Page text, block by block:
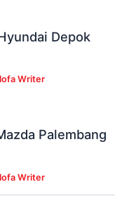
Depok
Writer
Palembang
Writer